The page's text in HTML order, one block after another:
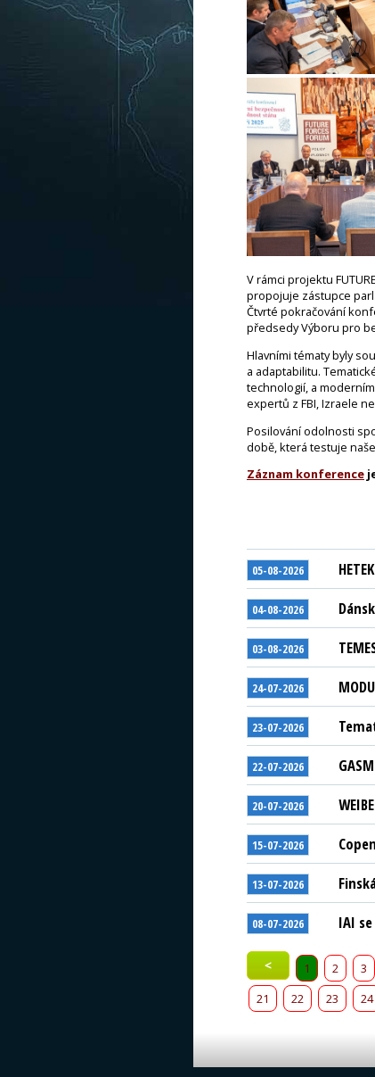
V rámci projektu
propojuje zástupce
Čtvrté pokračování
předsedy Výboru pro
Hlavními tématy byly
a adaptabilitu.
technologií, a
expertů z FBI, Izraele
Posilování odolnosti
době, která testuje
Záznam konference
05-08-2026
04-08-2026
03-08-2026
24-07-2026
23-07-2026
22-07-2026
20-07-2026
15-07-2026
13-07-2026
08-07-2026 IAI
< 1 2 3
21
22 23 24